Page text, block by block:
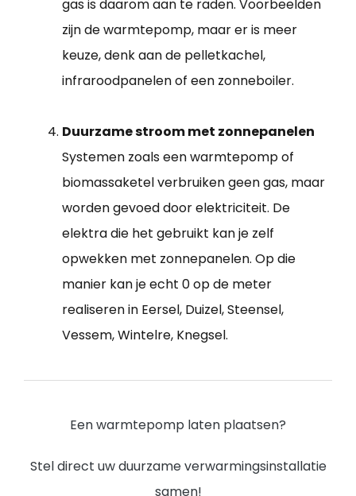
gas is daarom aan te raden. Voorbeelden
zijn de warmtepomp, maar er is meer
keuze, denk aan de pelletkachel,
infraroodpanelen of een zonneboiler.
Duurzame stroom met zonnepanelen
Systemen zoals een warmtepomp of
biomassaketel verbruiken geen gas, maar
worden gevoed door elektriciteit. De
elektra die het gebruikt kan je zelf
opwekken met zonnepanelen. Op die
manier kan je echt 0 op de meter
realiseren in Eersel, Duizel, Steensel,
Vessem, Wintelre, Knegsel.
Een warmtepomp laten plaatsen?
Stel direct uw duurzame verwarmingsinstallatie
samen!